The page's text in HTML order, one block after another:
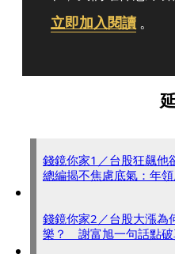
立即加入閱讀 。
錢鏡你家1／台股狂飆
總編揭不焦慮底氣：年
錢鏡你家2／台股大漲為
樂？ 謝富旭一句話點破